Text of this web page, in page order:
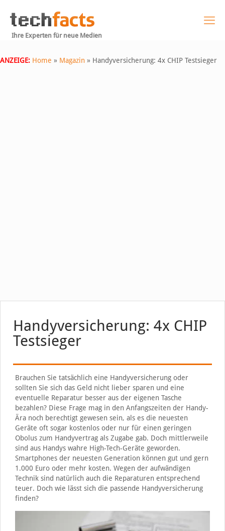
Ihre Experten für neue Medien
ANZEIGE: Home » Magazin » Handyversicherung: 4x CHIP Testsieger
Handyversicherung: 4x CHIP
Testsieger
Brauchen Sie tatsächlich eine Handyversicherung oder
sollten Sie sich das Geld nicht lieber sparen und eine
eventuelle Reparatur besser aus der eigenen Tasche
bezahlen? Diese Frage mag in den Anfangszeiten der Handy-
Ära noch berechtigt gewesen sein, als es die neuesten
Geräte oft sogar kostenlos oder nur für einen geringen
Obolus zum Handyvertrag als Zugabe gab. Doch mittlerweile
sind aus Handys wahre High-Tech-Geräte geworden.
Smartphones der neuesten Generation können gut und gern
1.000 Euro oder mehr kosten. Wegen der aufwändigen
Technik sind natürlich auch die Reparaturen entsprechend
teuer. Doch wie lässt sich die passende Handyversicherung
finden?